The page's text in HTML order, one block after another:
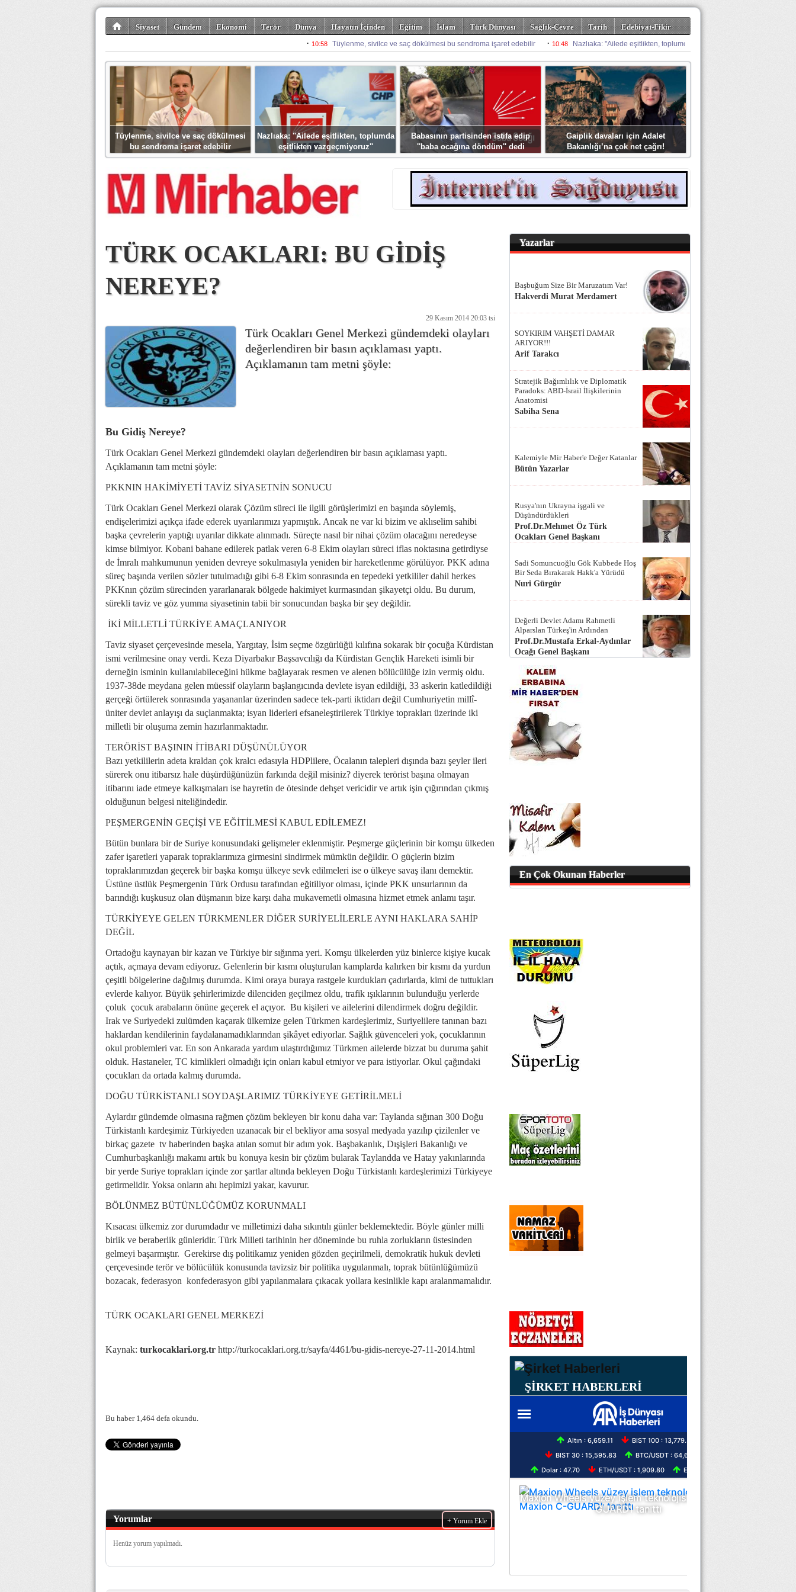
Siyaset Gündem Ekonomi Terör Dünya Hayatın İçinden Eğitim İslam Türk Dünyası Sağlık-Çevre Tarih
Edebiyat-Fikir
Spor Misafir Kalem Foto Galeriler
Tüylenme, sivilce ve saç dökülmesi
bu sendroma işaret edebilir
Nazlıaka: ''Ailede eşitlikten, toplumda
eşitlikten vazgeçmiyoruz''
Babasının partisinden istifa edip
''baba ocağına döndüm'' dedi
Gaiplik davaları için Adalet
Bakanlığı’na çok net çağrı!
TÜRK OCAKLARI: BU GİDİŞ
NEREYE?
29 Kasım 2014 20:03 tsi
Türk Ocakları Genel Merkezi gündemdeki olayları
değerlendiren bir basın açıklaması yaptı.
Açıklamanın tam metni şöyle:
Bu Gidiş Nereye?
Türk Ocakları Genel Merkezi gündemdeki olayları değerlendiren bir basın açıklaması yaptı.
Açıklamanın tam metni şöyle:
PKKNIN HAKİMİYETİ TAVİZ SİYASETNİN SONUCU
Türk Ocakları Genel Merkezi olarak Çözüm süreci ile ilgili görüşlerimizi en başında söylemiş,
endişelerimizi açıkça ifade ederek uyarılarımızı yapmıştık. Ancak ne var ki bizim ve aklıselim sahibi
başka çevrelerin yaptığı uyarılar dikkate alınmadı. Süreçte nasıl bir nihai çözüm olacağını neredeyse
kimse bilmiyor. Kobani bahane edilerek patlak veren 6-8 Ekim olayları süreci iflas noktasına getirdiyse
de İmralı mahkumunun yeniden devreye sokulmasıyla yeniden bir hareketlenme görülüyor. PKK adına
süreç başında verilen sözler tutulmadığı gibi 6-8 Ekim sonrasında en tepedeki yetkililer dahil herkes
PKKnın çözüm sürecinden yararlanarak bölgede hakimiyet kurmasından şikayetçi oldu. Bu durum,
sürekli taviz ve göz yumma siyasetinin tabii bir sonucundan başka bir şey değildir.
İKİ MİLLETLİ TÜRKİYE AMAÇLANIYOR
Taviz siyaset çerçevesinde mesela, Yargıtay, İsim seçme özgürlüğü kılıfına sokarak bir çocuğa Kürdistan
ismi verilmesine onay verdi. Keza Diyarbakır Başsavcılığı da Kürdistan Gençlik Hareketi isimli bir
derneğin isminin kullanılabileceğini hükme bağlayarak resmen ve alenen bölücülüğe izin vermiş oldu.
1937-38de meydana gelen müessif olayların başlangıcında devlete isyan edildiği, 33 askerin katledildiği
gerçeği örtülerek sonrasında yaşananlar üzerinden sadece tek-parti iktidarı değil Cumhuriyetin millî-
üniter devlet anlayışı da suçlanmakta; isyan liderleri efsaneleştirilerek Türkiye toprakları üzerinde iki
milletli bir oluşuma zemin hazırlanmaktadır.
TERÖRİST BAŞININ İTİBARI DÜŞÜNÜLÜYOR
Bazı yetkililerin adeta kraldan çok kralcı edasıyla HDPlilere, Öcalanın talepleri dışında bazı şeyler ileri
sürerek onu itibarsız hale düşürdüğünüzün farkında değil misiniz? diyerek terörist başına olmayan
itibarını iade etmeye kalkışmaları ise hayretin de ötesinde dehşet vericidir ve artık işin çığırından çıkmış
olduğunun belgesi niteliğindedir.
PEŞMERGENİN GEÇİŞİ VE EĞİTİLMESİ KABUL EDİLEMEZ!
Bütün bunlara bir de Suriye konusundaki gelişmeler eklenmiştir. Peşmerge güçlerinin bir komşu ülkeden
zafer işaretleri yaparak topraklarımıza girmesini sindirmek mümkün değildir. O güçlerin bizim
topraklarımızdan geçerek bir başka komşu ülkeye sevk edilmeleri ise o ülkeye savaş ilanı demektir.
Üstüne üstlük Peşmergenin Türk Ordusu tarafından eğitiliyor olması, içinde PKK unsurlarının da
barındığı kuşkusuz olan düşmanın bize karşı daha mukavemetli olmasına hizmet etmek anlamı taşır.
TÜRKİYEYE GELEN TÜRKMENLER DİĞER SURİYELİLERLE AYNI HAKLARA SAHİP
DEĞİL
Ortadoğu kaynayan bir kazan ve Türkiye bir sığınma yeri. Komşu ülkelerden yüz binlerce kişiye kucak
açtık, açmaya devam ediyoruz. Gelenlerin bir kısmı oluşturulan kamplarda kalırken bir kısmı da yurdun
çeşitli bölgelerine dağılmış durumda. Kimi oraya buraya rastgele kurdukları çadırlarda, kimi de tuttukları
evlerde kalıyor. Büyük şehirlerimizde dilenciden geçilmez oldu, trafik ışıklarının bulunduğu yerlerde
çoluk  çocuk arabaların önüne geçerek el açıyor. Bu kişileri ve ailelerini dilendirmek doğru değildir.
Irak ve Suriyedeki zulümden kaçarak ülkemize gelen Türkmen kardeşlerimiz, Suriyelilere tanınan bazı
haklardan kendilerinin faydalanamadıklarından şikâyet ediyorlar. Sağlık güvenceleri yok, çocuklarının
okul problemleri var. En son Ankarada yardım ulaştırdığımız Türkmen ailelerde bizzat bu duruma şahit
olduk. Hastaneler, TC kimlikleri olmadığı için onları kabul etmiyor ve para istiyorlar. Okul çağındaki
çocukları da ortada kalmış durumda.
DOĞU TÜRKİSTANLI SOYDAŞLARIMIZ TÜRKİYEYE GETİRİLMELİ
Aylardır gündemde olmasına rağmen çözüm bekleyen bir konu daha var: Taylanda sığınan 300 Doğu
Türkistanlı kardeşimiz Türkiyeden uzanacak bir el bekliyor ama sosyal medyada yazılıp çizilenler ve
birkaç gazete  tv haberinden başka atılan somut bir adım yok. Başbakanlık, Dışişleri Bakanlığı ve
Cumhurbaşkanlığı makamı artık bu konuya kesin bir çözüm bularak Taylandda ve Hatay yakınlarında
bir yerde Suriye toprakları içinde zor şartlar altında bekleyen Doğu Türkistanlı kardeşlerimizi Türkiyeye
getirmelidir. Yoksa onların ahı hepimizi yakar, kavurur.
BÖLÜNMEZ BÜTÜNLÜĞÜMÜZ KORUNMALI
Kısacası ülkemiz zor durumdadır ve milletimizi daha sıkıntılı günler beklemektedir. Böyle günler milli
birlik ve beraberlik günleridir. Türk Milleti tarihinin her döneminde bu ruhla zorlukların üstesinden
gelmeyi başarmıştır. Gerekirse dış politikamız yeniden gözden geçirilmeli, demokratik hukuk devleti
çerçevesinde terör ve bölücülük konusunda tavizsiz bir politika uygulanmalı, toprak bütünlüğümüzü
bozacak, federasyon  konfederasyon gibi yapılanmalara çıkacak yollara kesinlikle kapı aralanmamalıdır.
TÜRK OCAKLARI GENEL MERKEZİ
Kaynak: turkocaklari.org.tr http://turkocaklari.org.tr/sayfa/4461/bu-gidis-nereye-27-11-2014.html
Bu haber 1,464 defa okundu.
Yorumlar + Yorum Ekle
Henüz yorum yapılmadı.
Yazarlar
Başbuğum Size Bir Maruzatım Var!
Hakverdi Murat Merdamert
SOYKIRIM VAHŞETİ DAMAR
ARIYOR!!!
Arif Tarakcı
Stratejik Bağımlılık ve Diplomatik
Paradoks: ABD-İsrail İlişkilerinin
Anatomisi
Sabiha Sena
Kalemiyle Mir Haber'e Değer Katanlar
Bütün Yazarlar
Rusya'nın Ukrayna işgali ve
Düşündürdükleri
Prof.Dr.Mehmet Öz Türk
Ocakları Genel Başkanı
Sadi Somuncuoğlu Gök Kubbede Hoş
Bir Seda Bırakarak Hakk'a Yürüdü
Nuri Gürgür
Değerli Devlet Adamı Rahmetli
Alparslan Türkeş'in Ardından
Prof.Dr.Mustafa Erkal-Aydınlar
Ocağı Genel Başkanı
En Çok Okunan Haberler
ŞİRKET HABERLERİ